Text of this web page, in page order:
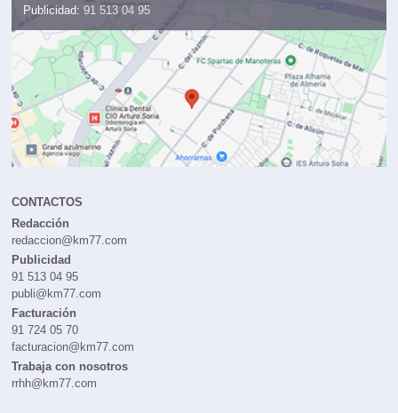
Administración:91 724 05 70
Publicidad:
CONTACTOS
Redacción
redaccion@km77.com
Publicidad
91 513 04 95
publi@km77.com
Facturación
91 724 05 70
facturacion@km77.com
Trabaja con nosotros